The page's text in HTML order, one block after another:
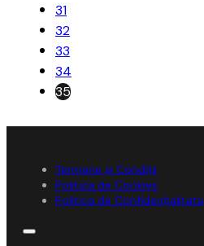
31
32
33
34
35
Termene și Condiții
Politica de Cookies
Politica de Confidențialitate